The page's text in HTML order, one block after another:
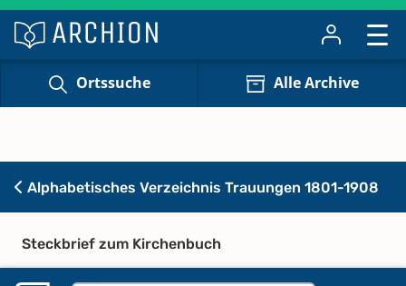
Ortssuche Alle Archive
Alphabetisches Verzeichnis Trauungen 1801-1908
Steckbrief zum Kirchenbuch